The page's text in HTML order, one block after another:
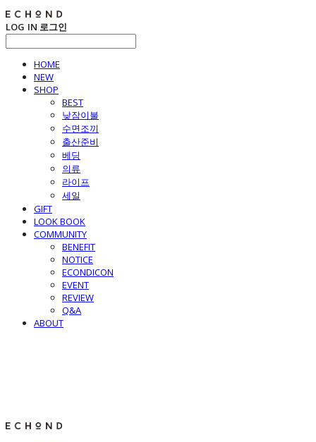
LOG IN 로그인
HOME
NEW
SHOP
BEST
낮잠이불
수면조끼
출산준비
베딩
의류
라이프
세일
GIFT
LOOK BOOK
COMMUNITY
BENEFIT
NOTICE
ECONDICON
EVENT
REVIEW
Q&A
ABOUT